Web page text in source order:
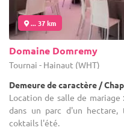
... 37 km
Domaine Domremy
Tournai - Hainaut (WHT)
Demeure de caractère /
Location de salle de
dans un parc d'un
coktails l'été.